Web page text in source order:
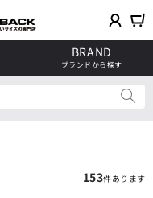
BRAND
ブランドから探す
153件あります